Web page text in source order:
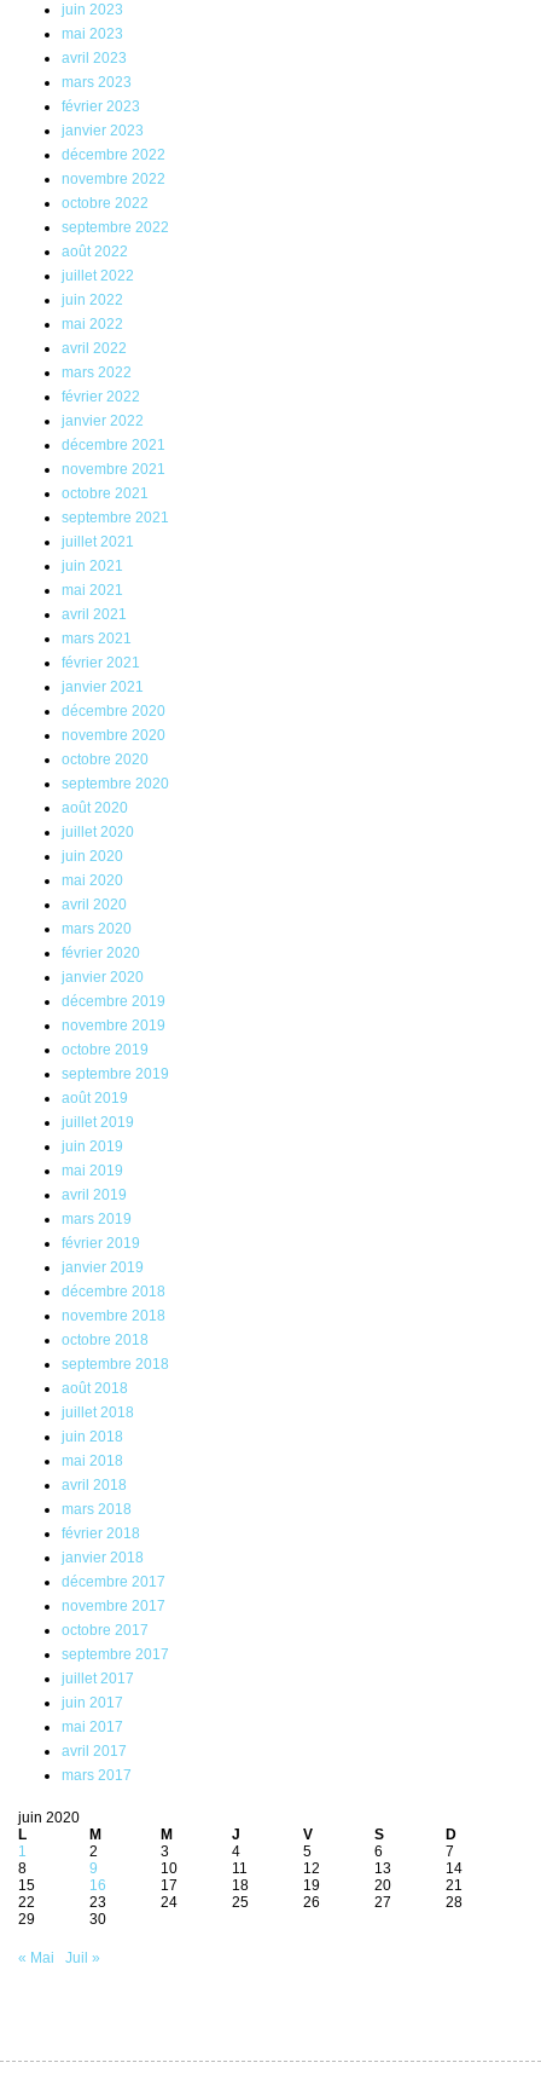
juin 2023
mai 2023
avril 2023
mars 2023
février 2023
janvier 2023
décembre 2022
novembre 2022
octobre 2022
septembre 2022
août 2022
juillet 2022
juin 2022
mai 2022
avril 2022
mars 2022
février 2022
janvier 2022
décembre 2021
novembre 2021
octobre 2021
septembre 2021
juillet 2021
juin 2021
mai 2021
avril 2021
mars 2021
février 2021
janvier 2021
décembre 2020
novembre 2020
octobre 2020
septembre 2020
août 2020
juillet 2020
juin 2020
mai 2020
avril 2020
mars 2020
février 2020
janvier 2020
décembre 2019
novembre 2019
octobre 2019
septembre 2019
août 2019
juillet 2019
juin 2019
mai 2019
avril 2019
mars 2019
février 2019
janvier 2019
décembre 2018
novembre 2018
octobre 2018
septembre 2018
août 2018
juillet 2018
juin 2018
mai 2018
avril 2018
mars 2018
février 2018
janvier 2018
décembre 2017
novembre 2017
octobre 2017
septembre 2017
juillet 2017
juin 2017
mai 2017
avril 2017
mars 2017
juin 2020
L
M M J V S
D
1
2 3 4 5 6
7
8
9 10 11 12 13
14
15
16 17 18 19 20
21
22
23 24 25 26 27
28
29
30
« Mai Juil »